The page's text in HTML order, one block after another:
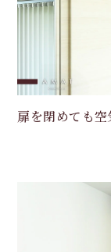
扉を閉めても